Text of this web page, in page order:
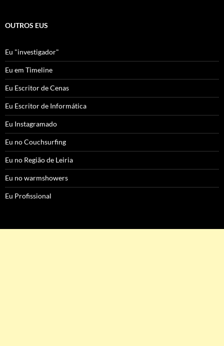
OUTROS EUS
Eu "investigador"
Eu em Timeline
Eu Escritor de Cenas
Eu Escritor de Informática
Eu Instagramado
Eu no Couchsurfing
Eu no Região de Leiria
Eu no warmshowers
Eu Profissional